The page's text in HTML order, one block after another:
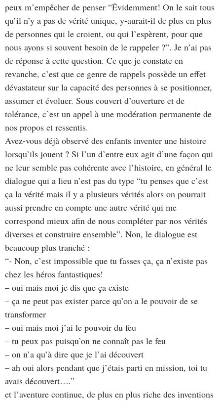
peux m’empêcher de penser “Évidemment! On le sait tous
qu’il n’y a pas de vérité unique, y-aurait-il de plus en plus
de personnes qui le croient, ou qui l’espèrent, pour que
nous ayons si souvent besoin de le rappeler ?”. Je n’ai pas
de réponse à cette question. Ce que je constate en
revanche, c’est que ce genre de rappels possède un effet
dévastateur sur la capacité des personnes à se positionner,
assumer et évoluer. Sous couvert d’ouverture et de
tolérance, c’est un appel à une modération permanente de
nos propos et ressentis.
Avez-vous déjà observé des enfants inventer une histoire
lorsqu’ils jouent ? Si l’un d’entre eux agit d’une façon qui
ne leur semble pas cohérente avec l’histoire, en général le
dialogue qui a lieu n’est pas du type “tu penses que c’est
ça la vérité mais il y a plusieurs vérités alors on pourrait
aussi prendre en compte une autre vérité qui me
correspond mieux afin de nous compléter par nos vérités
diverses et construire ensemble”. Non, le dialogue est
beaucoup plus tranché :
“- Non, c’est impossible que tu fasses ça, ça n’existe pas
chez les héros fantastiques!
– oui mais moi je dis que ça existe
– ça ne peut pas exister parce qu’on a le pouvoir de se
transformer
– oui mais moi j’ai le pouvoir du feu
– tu peux pas puisqu’on ne connaît pas le feu
– on n’a qu’à dire que je l’ai découvert
– ah oui alors pendant que j’étais parti en mission, toi tu
avais découvert….”
et l’aventure continue, de plus en plus riche des inventions